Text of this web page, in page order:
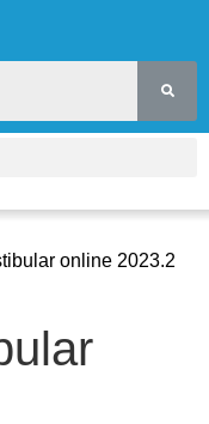
online 2023.2